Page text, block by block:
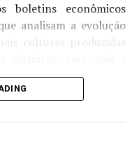
PROGRAMA,
e químicos para
fungicidas biológicos
em mistura com
boletins econômicos
analisam a evolução
culturas produzidas
superior ao
(CBOT) durante o
alcançou R$ 119,90